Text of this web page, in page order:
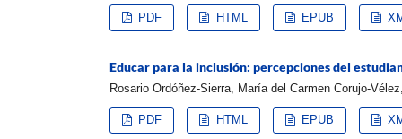
PDF HTML EPUB
Educar para la inclusión: percepciones del
Rosario Ordóñez-Sierra, María del Carmen Corujo-
PDF HTML EPUB